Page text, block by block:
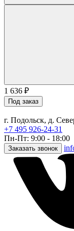
1 636 ₽
Под заказ
г. Подольск, д.
+7 495 926-24-31
Пн-Пт: 9:00 - 18:00
Заказать звонок